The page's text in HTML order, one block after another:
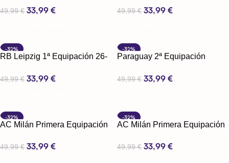
49,99€ 33,99 € 49,99€ 33,99 €
-32%
RB Leipzig 1ª Equipación 26-
49,99€ 33,99 €
-32%
Paraguay 2ª Equipación
49,99€ 33,99 €
-32%
AC Milán Primera Equipación
49,99€ 33,99 €
-32%
AC Milán Primera Equipación
49,99€ 33,99 €